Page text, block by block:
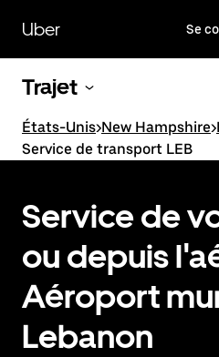
contenu
principal
Uber Se
Trajet
États-Unis>New Hampshire>
Service de transport LEB
Service de
ou depuis
Aéroport
Lebanon